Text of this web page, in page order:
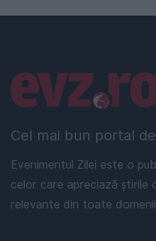
Cel mai bun portal
Evenimentul Zilei este o
celor care apreciază știrile
relevante din toate
Linkuri utile